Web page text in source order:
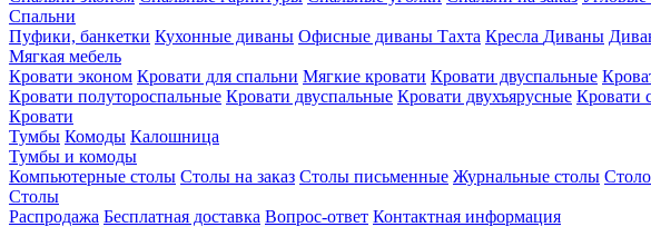
Спальни
Пуфики, банкетки Кухонные диваны Офисные диваны Тахта Кресла Диваны
Мягкая мебель
Кровати эконом Кровати для спальни Мягкие кровати Кровати двуспальные
Кровати полутороспальные Кровати двуспальные Кровати двухъярусные Кровати
Кровати
Тумбы Комоды Калошница
Тумбы и комоды
Компьютерные столы Столы на заказ Столы письменные Журнальные столы
Столы
Распродажа Бесплатная доставка Вопрос-ответ Контактная информация